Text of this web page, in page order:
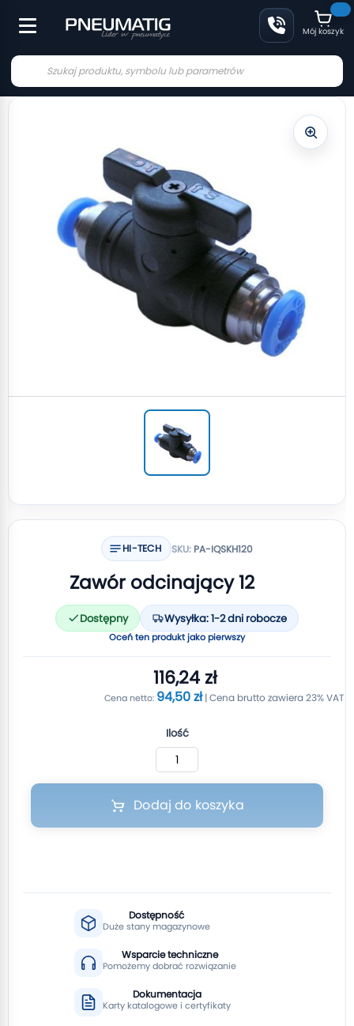
Mój koszyk
HI-TECH SKU:PA-IQSKH120
Zawór odcinający 12
Dostępny Wysyłka: 1-2 dni robocze
Oceń ten produkt jako pierwszy
116,24 zł
94,50 zł
Ilość
Dodaj do koszyka
Dostępność
Duże stany magazynowe
Wsparcie techniczne
Pomożemy dobrać rozwiązanie
Dokumentacja
Karty katalogowe i certyfikaty